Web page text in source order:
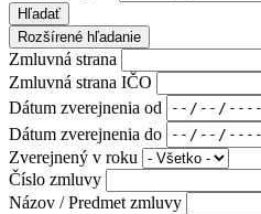
Hľadať
Rozšírené hľadanie
Zmluvná strana
Zmluvná strana IČO
Dátum zverejnenia od
Dátum zverejnenia do
Zverejnený v roku
Číslo zmluvy
Názov / Predmet zmluvy